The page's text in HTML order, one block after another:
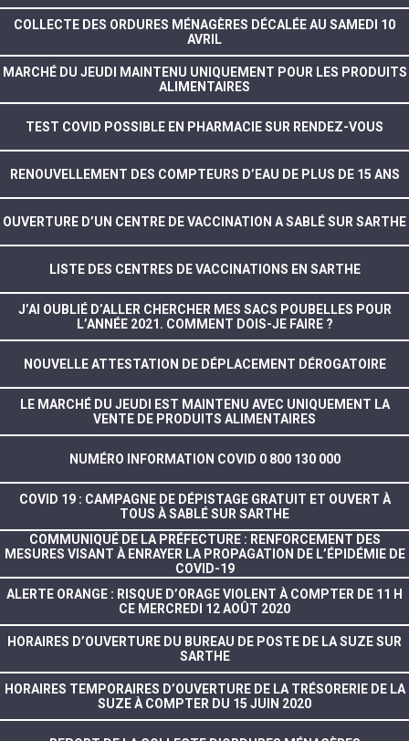
COLLECTE DES ORDURES MÉNAGÈRES DÉCALÉE AU SAMEDI 10
AVRIL
MARCHÉ DU JEUDI MAINTENU UNIQUEMENT POUR LES PRODUITS
ALIMENTAIRES
TEST COVID POSSIBLE EN PHARMACIE SUR RENDEZ-VOUS
RENOUVELLEMENT DES COMPTEURS D’EAU DE PLUS DE 15 ANS
OUVERTURE D’UN CENTRE DE VACCINATION A SABLÉ SUR SARTHE
LISTE DES CENTRES DE VACCINATIONS EN SARTHE
J’AI OUBLIÉ D’ALLER CHERCHER MES SACS POUBELLES POUR
L’ANNÉE 2021. COMMENT DOIS-JE FAIRE ?
NOUVELLE ATTESTATION DE DÉPLACEMENT DÉROGATOIRE
LE MARCHÉ DU JEUDI EST MAINTENU AVEC UNIQUEMENT LA
VENTE DE PRODUITS ALIMENTAIRES
NUMÉRO INFORMATION COVID 0 800 130 000
COVID 19 : CAMPAGNE DE DÉPISTAGE GRATUIT ET OUVERT À
TOUS À SABLÉ SUR SARTHE
COMMUNIQUÉ DE LA PRÉFECTURE : RENFORCEMENT DES
MESURES VISANT À ENRAYER LA PROPAGATION DE L’ÉPIDÉMIE DE
COVID-19
ALERTE ORANGE : RISQUE D’ORAGE VIOLENT À COMPTER DE 11 H
CE MERCREDI 12 AOÛT 2020
HORAIRES D’OUVERTURE DU BUREAU DE POSTE DE LA SUZE SUR
SARTHE
HORAIRES TEMPORAIRES D’OUVERTURE DE LA TRÉSORERIE DE LA
SUZE À COMPTER DU 15 JUIN 2020